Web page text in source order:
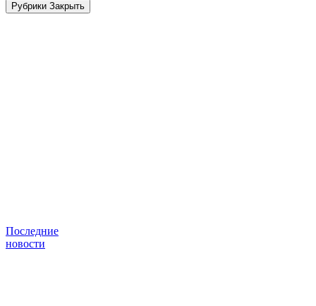
Рубрики Закрыть
Последние
новости